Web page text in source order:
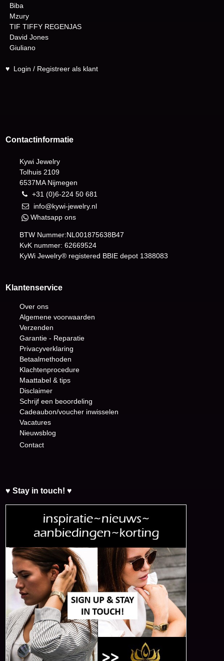
Biba
Mzury
TIF TIFFY REGENJAS
David Jones
Giuliano
♥ Login / Registreer als klant
Contactinformatie
Kywi Jewelry
Tolhuis 2109
6537MA Nijmegen
+31 (0)6-224 50 681
info@kywi-jewelry.nl
Whatsapp ons
BTW Nummer:NL001875638B47
KvK nummer: 62669524
KyWi Jewelry® registered BBIE depot 1388083
Klantenservice
Over ons
Algemene voorwaarden
Verzenden
Garantie - Reparatie
Privacyverklaring
Betaalmethoden
Klachtenprocedure
Maattabel & tips
Disclaimer
Schrijf een beoordeling
Cadeaubon/voucher inwisselen
Vacatures
Nieuwsblog
Contact
♥ Stay in touch! ♥